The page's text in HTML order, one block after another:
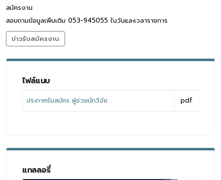
สมัครงาน
สอบถามข้อมูลเพิ่มเติม 053-945055 ในวันและเวลาราชการ
ข่าวรับสมัครงาน
ไฟล์แนบ
ประกาศรับสมัคร ผู้ช่วยนักวิจัย pdf
แกลลอรี่